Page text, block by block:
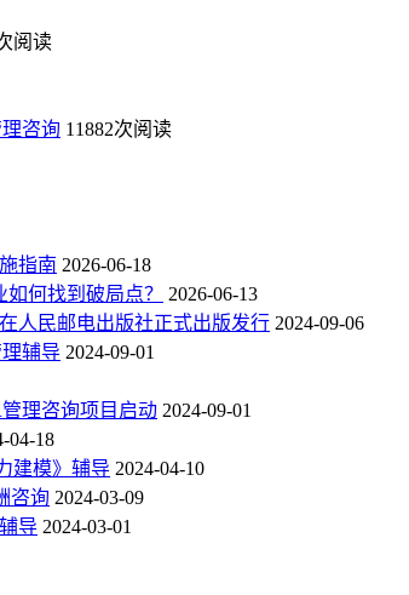
阅读
咨询 11882次阅读
指南 2026-06-18
何找到破局点？
2026-06-13
人民邮电出版社正式出版发行 2024-09-06
辅导 2024-09-01
理咨询项目启动 2024-09-01
04-18
建模》辅导 2024-04-10
咨询 2024-03-09
导 2024-03-01